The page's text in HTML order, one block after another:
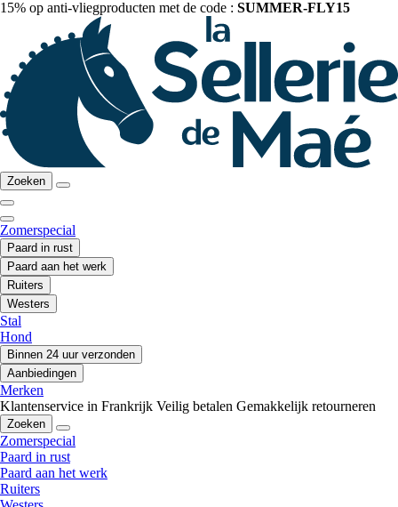
15% op anti-vliegproducten met de code : SUMMER-FLY15
Zoeken
Zomerspecial
Paard in rust
Paard aan het werk
Ruiters
Westers
Stal
Hond
Binnen 24 uur verzonden
Aanbiedingen
Merken
Klantenservice in Frankrijk Veilig betalen Gemakkelijk retourneren
Zoeken
Zomerspecial
Paard in rust
Paard aan het werk
Ruiters